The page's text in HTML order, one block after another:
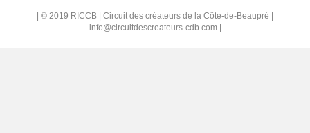
| © 2019 RICCB | Circuit des créateurs de la Côte-de-Beaupré |
info@circuitdescreateurs-cdb.com|